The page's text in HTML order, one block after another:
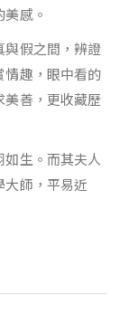
感。
與假之間，辨證
情趣，眼中看的
美善，更收藏歷
生。而其夫人
大師，平易近